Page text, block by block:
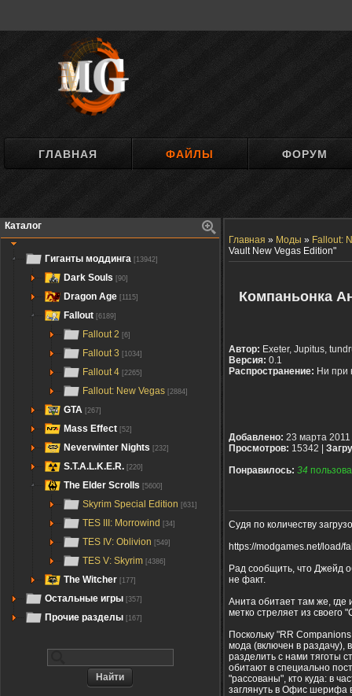
ГЛАВНАЯ ФАЙЛЫ ФОРУМ
Каталог
Гиганты моддинга [13942]
Dark Souls [90]
Dragon Age [1115]
Fallout [6189]
Fallout 2 [6]
Fallout 3 [1034]
Fallout 4 [2265]
Fallout: New Vegas [2884]
GTA [267]
Mass Effect [52]
Neverwinter Nights [232]
S.T.A.L.K.E.R. [220]
The Elder Scrolls [5600]
Skyrim Special Edition [631]
TES III: Morrowind [34]
TES IV: Oblivion [549]
TES V: Skyrim [4386]
The Witcher [177]
Остальные игры [357]
Прочие разделы [167]
Главная » Моды » Fallout:
Vault New Vegas Edition"
Компаньонка
Автор: Exeter, Jupitus,
Версия: 0.1
Распространение: Ни при
Добавлено: 23 марта 2011
Просмотров: 15342 |
Понравилось: 34
Судя по количеству
https://modgames.net/load/
Рад сообщить, что Джейд
не факт.
Анита обитает там же, где
метко стреляет из
Поскольку "RR
мода (включен в раздачу),
разделить с нами тяготы
обитают в специально
"рассованы", кто куда: в
заглянуть в Офис шерифа